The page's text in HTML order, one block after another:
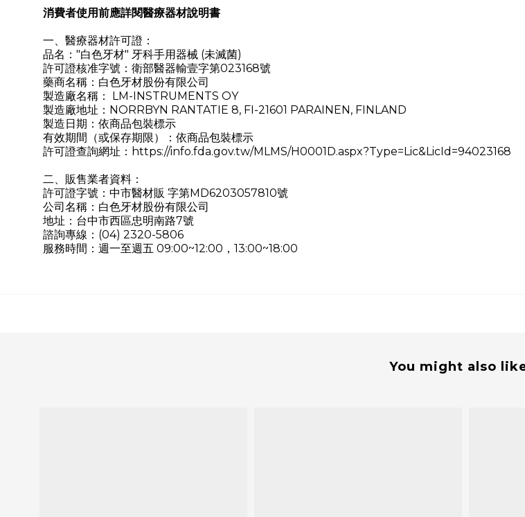
消費者使用前應詳閱醫療器材說明書
一、醫療器材許可證：
品名："白色牙材" 牙科手用器械 (未滅菌)
許可證核准字號：衛部醫器輸壹字第023168號
藥商名稱：白色牙材股份有限公司
製造廠名稱： LM-INSTRUMENTS OY
製造廠地址：NORRBYN RANTATIE 8, FI-21601 PARAINEN, FINLAND
製造日期：依商品包裝標示
有效期間（或保存期限）：依商品包裝標示
許可證查詢網址：https://info.fda.gov.tw/MLMS/H0001D.aspx?Type=Lic&LicId=94023168
二、販售業者資料：
許可證字號：中市醫材販 字第MD6203057810號
公司名稱：白色牙材股份有限公司
地址：台中市西區忠明南路7號
諮詢專線：(04) 2320-5806
服務時間：週一至週五 09:00~12:00，13:00~18:00
You might also